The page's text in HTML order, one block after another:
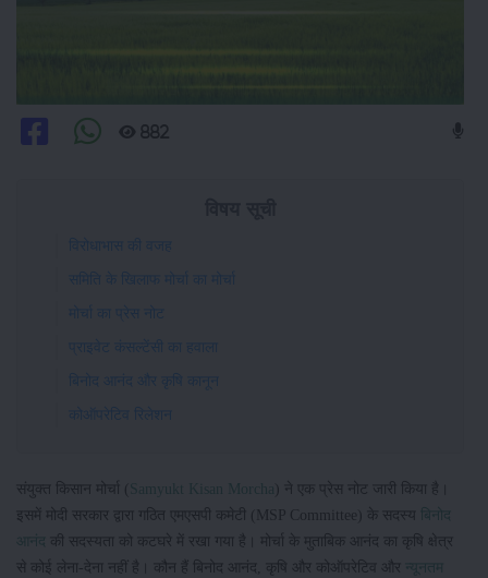
882
विरोधाभास की वजह
समिति के खिलाफ मोर्चा का मोर्चा
मोर्चा का प्रेस नोट
प्राइवेट कंसल्टेंसी का हवाला
बिनोद आनंद और कृषि कानून
कोऑपरेटिव रिलेशन
संयुक्त किसान मोर्चा ( Samyukt Kisan Morcha
) ने एक प्रेस नोट जारी किया है।
इसमें मोदी सरकार द्वारा गठित एमएसपी कमेटी (MSP Committee) के सदस्य
बिनोद
आनंद की सदस्यता को कटघरे में रखा गया है। मोर्चा के मुताबिक आनंद का कृषि क्षेत्र
से कोई लेना-देना नहीं है। कौन हैं बिनोद आनंद, कृषि और कोऑपरेटिव और न्यूनतम